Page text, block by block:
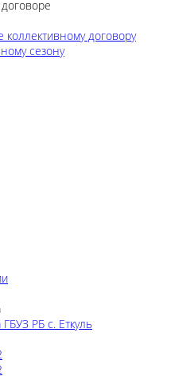
договору
сезону
РБ с. Еткуль